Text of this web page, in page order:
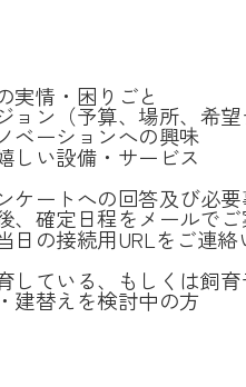
実情・困りごと
ョン（予算、場所、希
ベーションへの興味
しい設備・サービス
ケートへの回答及び必
、確定日程をメールで
日の接続用URLをご連
している、もしくは飼
建替えを検討中の方